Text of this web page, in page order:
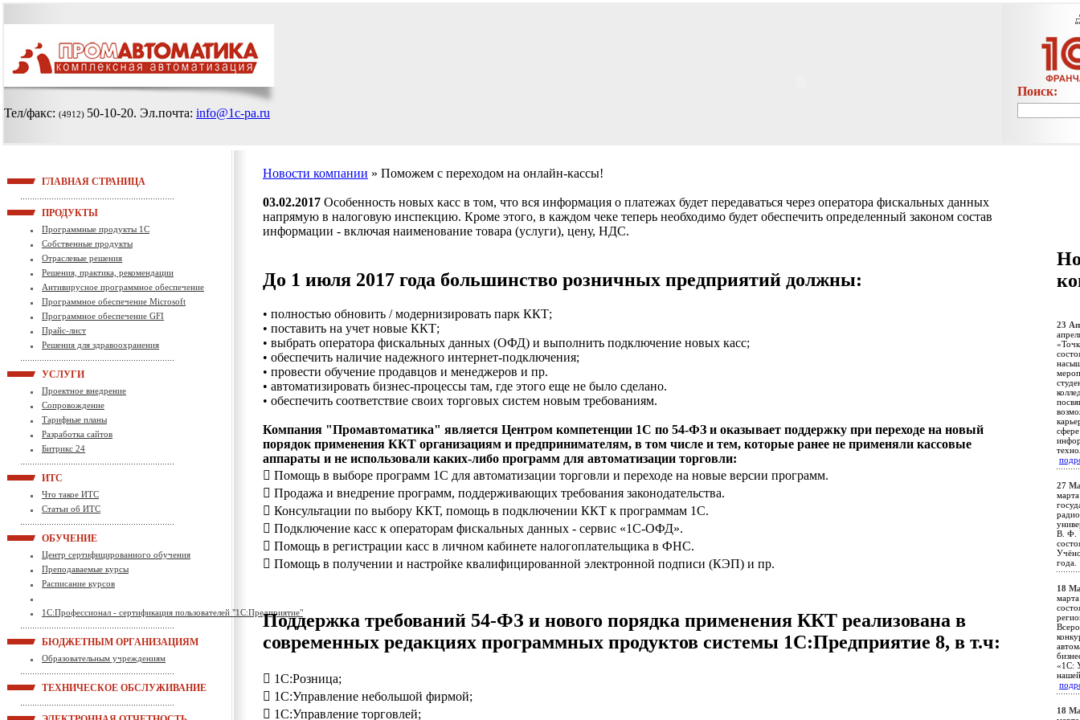
Тел/факс: (4912) 50-10-20. Эл.почта: info@1c-pa.ru
Поиск:
ГЛАВНАЯ СТРАНИЦА
ПРОДУКТЫ
Программные продукты 1С
Собственные продукты
Отраслевые решения
Решения, практика, рекомендации
Антивирусное программное обеспечение
Программное обеспечение Microsoft
Программное обеспечение GFI
Прайс-лист
Решения для здравоохранения
УСЛУГИ
Проектное внедрение
Сопровождение
Тарифные планы
Разработка сайтов
Битрикс 24
ИТС
Что такое ИТС
Статьи об ИТС
ОБУЧЕНИЕ
Центр сертифицированного обучения
Преподаваемые курсы
Расписание курсов
1С:Профессионал - сертификация пользователей "1С:Предприятие"
БЮДЖЕТНЫМ ОРГАНИЗАЦИЯМ
Образовательным учреждениям
ТЕХНИЧЕСКОЕ ОБСЛУЖИВАНИЕ
Новости компании » Поможем с переходом на онлайн-кассы!
03.02.2017 Особенность новых касс в том, что вся информация о платежах будет передаваться через оператора фискальных данных
напрямую в налоговую инспекцию. Кроме этого, в каждом чеке теперь необходимо будет обеспечить определенный законом состав
информации - включая наименование товара (услуги), цену, НДС.
До 1 июля 2017 года большинство розничных предприятий должны:
• полностью обновить / модернизировать парк ККТ;
• поставить на учет новые ККТ;
• выбрать оператора фискальных данных (ОФД) и выполнить подключение новых касс;
• обеспечить наличие надежного интернет-подключения;
• провести обучение продавцов и менеджеров и пр.
• автоматизировать бизнес-процессы там, где этого еще не было сделано.
• обеспечить соответствие своих торговых систем новым требованиям.
Компания "Промавтоматика" является Центром компетенции 1С по 54-ФЗ и оказывает поддержку при переходе на новый
порядок применения ККТ организациям и предпринимателям, в том числе и тем, которые ранее не применяли кассовые
аппараты и не использовали каких-либо программ для автоматизации торговли:
 Помощь в выборе программ 1С для автоматизации торговли и переходе на новые версии программ.
 Продажа и внедрение программ, поддерживающих требования законодательства.
 Консультации по выбору ККТ, помощь в подключении ККТ к программам 1С.
 Подключение касс к операторам фискальных данных - сервис «1С-ОФД».
 Помощь в регистрации касс в личном кабинете налогоплательщика в ФНС.
 Помощь в получении и настройке квалифицированной электронной подписи (КЭП) и пр.
Поддержка требований 54-ФЗ и нового порядка применения ККТ реализована в
современных редакциях программных продуктов системы 1С:Предприятие 8, в т.ч:
 1С:Розница;
 1С:Управление небольшой фирмой;
 1С:Управление торговлей;
23
сфере
27
В. Ф.
18
«1С:
18